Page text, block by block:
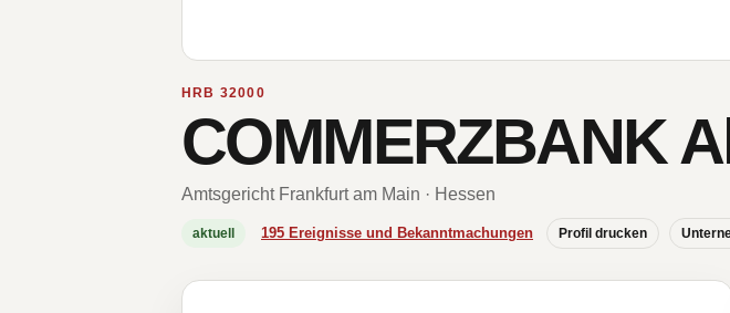
HRB 32000
COMMERZBANK
Amtsgericht Frankfurt am Main · Hessen
aktuell 195 Ereignisse und Bekanntmachungen Profil drucken